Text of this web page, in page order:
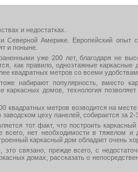
и недостатках.
Северной Америке. Европейский
и поныне.
уже 200 лет, благодаря не
как правило, одноэтажные
квадратных метров со всеми
набирают популярность, вместо
каркасных домов, технология
метров возводится на
цеху панелей, собирается за 2-
тот факт, что построить
нет необходимости в тяжелом
каркасный дом обладает очень
связано, прежде всего, с
домах, рассказать о